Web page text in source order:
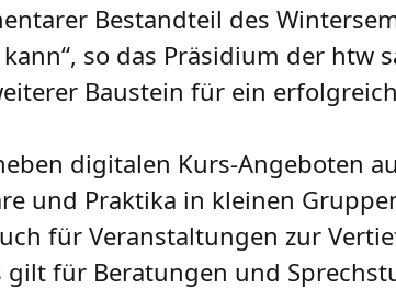
Bestandteil des
so das Präsidium der htw
Baustein für ein
digitalen Kurs-Angeboten
und Praktika in kleinen
für Veranstaltungen zur
gilt für Beratungen und